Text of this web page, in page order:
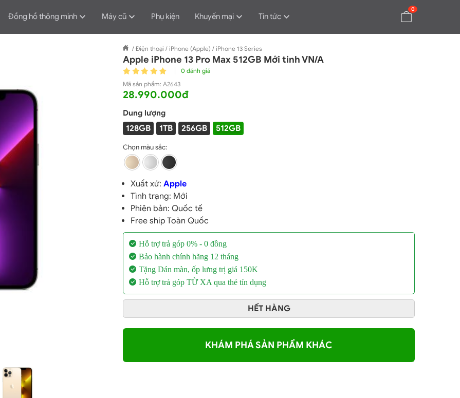
0
Đồng hồ thông minh Máy cũ Phụ kiện Khuyến mại Tin tức
/ Điện thoại / iPhone (Apple) / iPhone 13 Series
Apple iPhone 13 Pro Max 512GB Mới tinh VN/A
0 đánh giá
Mã sản phẩm: A2643
28.990.000đ
Dung lượng
128GB 1TB 256GB 512GB
Chọn màu sắc:
Xuất xứ: Apple
Tình trạng: Mới
Phiên bản: Quốc tế
Free ship Toàn Quốc
Hỗ trợ trả góp 0% - 0 đồng
Bảo hành chính hãng 12 tháng
Tặng Dán màn, ốp lưng trị giá 150K
Hỗ trợ trả góp TỪ XA qua thẻ tín dụng
HẾT HÀNG
KHÁM PHÁ SẢN PHẨM KHÁC